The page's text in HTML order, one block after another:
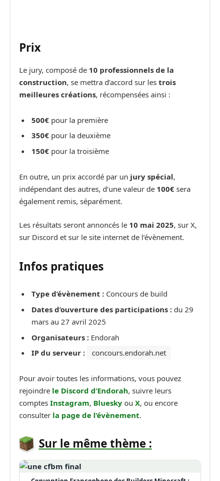
Prix
Le jury, composé de 10 professionnels de la
construction, se mettra d’accord sur les trois
meilleures créations, récompensées ainsi :
500€ pour la première
350€ pour la deuxième
150€ pour la troisième
En outre, un prix accordé par un jury spécial,
indépendant des autres, d’une valeur de 100€ sera
également remis, séparément.
Les résultats seront annoncés le 10 mai 2025, sur X,
sur Discord et sur le site internet de l’évènement.
Infos pratiques
Type d’évènement : Concours de build
Dates d’ouverture des participations : du 29
mars au 27 avril 2025
Organisateurs : Endorah
IP du serveur :
concours.endorah.net
Pour avoir toutes les informations, vous pouvez
rejoindre le Discord d’Endorah, suivre leurs
comptes Instagram, Bluesky ou X, ou encore
consulter la page de l’évènement.
Sur le même thème :